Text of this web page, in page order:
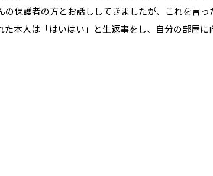
の保護者の方とお話ししてきましたが、これを言
た本人は「はいはい」と生返事をし、自分の部屋に